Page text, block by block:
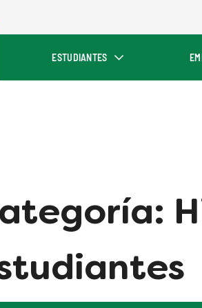
ESTUDIANTES